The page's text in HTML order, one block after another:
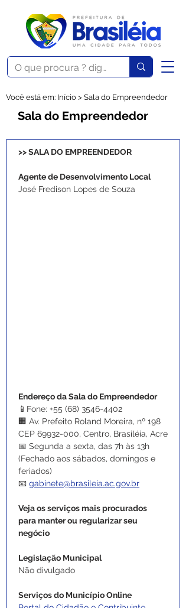
Você está em: Início > Sala do Empreendedor
Sala do Empreendedor
>> SALA DO EMPREENDEDOR
Agente de Desenvolvimento Local
José Fredison Lopes de Souza
Endereço da Sala do Empreendedor
📱Fone: +55 (68) 3546-4402
🏢 Av. Prefeito Roland Moreira, nº 198
CEP 69932-000, Centro, Brasiléia, Acre
📅 Segunda a sexta, das 7h às 13h
(Fechado aos sábados, domingos e
feriados)
📧 gabinete@brasileia.ac.gov.br
Veja os serviços mais procurados
para manter ou regularizar seu
negócio
Legislação Municipal
Não divulgado
Serviços do Município Online